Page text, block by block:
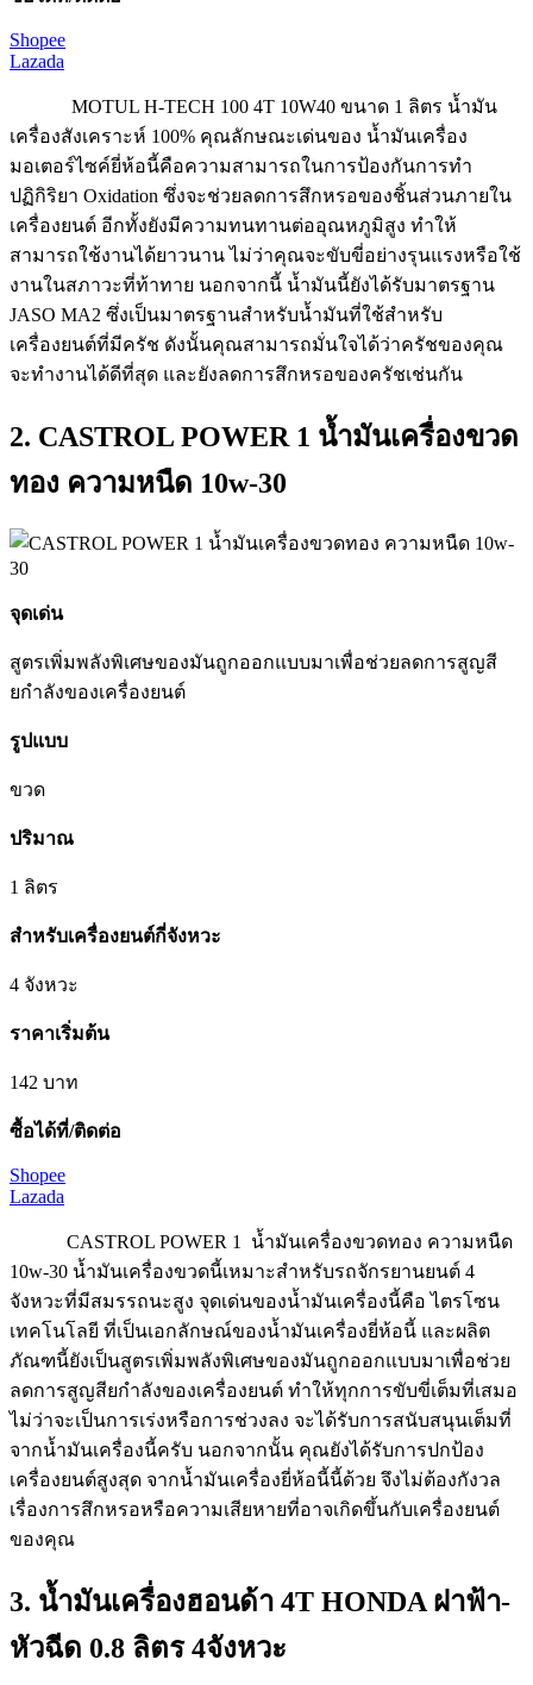
Shopee
Lazada
MOTUL H-TECH 100 4T 10W40 ขนาด 1 ลิตร น้ำมัน
เครื่องสังเคราะห์ 100% คุณลักษณะเด่นของ น้ำมันเครื่อง
มอเตอร์ไซค์ยี่ห้อนี้คือความสามารถในการป้องกันการทำ
ปฏิกิริยา Oxidation ซึ่งจะช่วยลดการสึกหรอของชิ้นส่วนภายใน
เครื่องยนต์ อีกทั้งยังมีความทนทานต่ออุณหภูมิสูง ทำให้
สามารถใช้งานได้ยาวนาน ไม่ว่าคุณจะขับขี่อย่างรุนแรงหรือใช้
งานในสภาวะที่ท้าทาย นอกจากนี้ น้ำมันนี้ยังได้รับมาตรฐาน
JASO MA2 ซึ่งเป็นมาตรฐานสำหรับน้ำมันที่ใช้สำหรับ
เครื่องยนต์ที่มีครัช ดังนั้นคุณสามารถมั่นใจได้ว่าครัชของคุณ
จะทำงานได้ดีที่สุด และยังลดการสึกหรอของครัชเช่นกัน
2. CASTROL POWER 1 น้ำมันเครื่องขวด
ทอง ความหนืด 10w-30
จุดเด่น
สูตรเพิ่มพลังพิเศษของมันถูกออกแบบมาเพื่อช่วยลดการสูญสี
ยกำลังของเครื่องยนต์
รูปแบบ
ขวด
ปริมาณ
1 ลิตร
สำหรับเครื่องยนต์กี่จังหวะ
4 จังหวะ
ราคาเริ่มต้น
142 บาท
ซื้อได้ที่/ติดต่อ
Shopee
Lazada
CASTROL POWER 1 น้ำมันเครื่องขวดทอง ความหนืด
10w-30 น้ำมันเครื่องขวดนี้เหมาะสำหรับรถจักรยานยนต์ 4
จังหวะที่มีสมรรถนะสูง จุดเด่นของน้ำมันเครื่องนี้คือ ไตรโซน
เทคโนโลยี ที่เป็นเอกลักษณ์ของน้ำมันเครื่องยี่ห้อนี้ และผลิต
ภัณฑนี้ยังเป็นสูตรเพิ่มพลังพิเศษของมันถูกออกแบบมาเพื่อช่วย
ลดการสูญสียกำลังของเครื่องยนต์ ทำให้ทุกการขับขี่เต็มที่เสมอ
ไม่ว่าจะเป็นการเร่งหรือการช่วงลง จะได้รับการสนับสนุนเต็มที่
จากน้ำมันเครื่องนี้ครับ นอกจากนั้น คุณยังได้รับการปกป้อง
เครื่องยนต์สูงสุด จากน้ำมันเครื่องยี่ห้อนี้นี้ด้วย จึงไม่ต้องกังวล
เรื่องการสึกหรอหรือความเสียหายที่อาจเกิดขึ้นกับเครื่องยนต์
ของคุณ
3. น้ำมันเครื่องฮอนด้า 4T HONDA ฝาฟ้า-
หัวฉีด 0.8 ลิตร 4จังหวะ